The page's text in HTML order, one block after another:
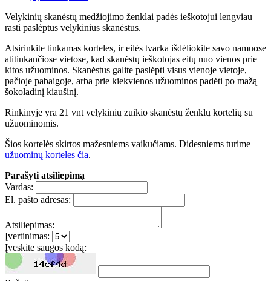
Velykinių skanėstų medžiojimo ženklai padės ieškotojui lengviau
rasti paslėptus velykinius skanėstus.
Atsirinkite tinkamas korteles, ir eilės tvarka išdėliokite savo namuose
atitinkančiose vietose, kad skanėstų ieškotojas eitų nuo vienos prie
kitos užuominos. Skanėstus galite paslėpti visus vienoje vietoje,
pačioje pabaigoje, arba prie kiekvienos užuominos padėti po mažą
šokoladinį kiaušinį.
Rinkinyje yra 21 vnt velykinių zuikio skanėstų ženklų kortelių su
užuominomis.
Šios kortelės skirtos mažesniems vaikučiams. Didesniems turime
užuominų korteles čia.
Parašyti atsiliepimą
Vardas:
El. pašto adresas:
Atsiliepimas:
Įvertinimas:
Įveskite saugos kodą: